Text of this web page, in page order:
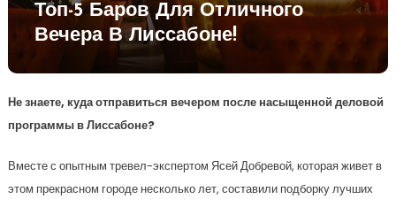
Топ-5 Баров Для Отличного
Вечера В Лиссабоне!
Не знаете, куда отправиться вечером после насыщенной деловой
программы в Лиссабоне?
Вместе с опытным тревел-экспертом Ясей Добревой, которая живет в
этом прекрасном городе несколько лет, составили подборку лучших